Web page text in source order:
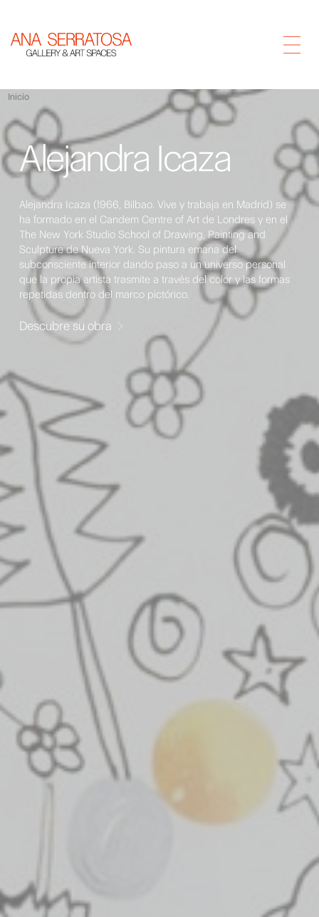
Inicio
Alejandra Icaza
Alejandra Icaza (1966, Bilbao. Vive y trabaja en Madrid) se
ha formado en el Candem Centre of Art de Londres y en el
The New York Studio School of Drawing, Painting and
Sculpture de Nueva York. Su pintura emana del
subconsciente interior dando paso a un universo personal
que la propia artista trasmite a través del color y las formas
repetidas dentro del marco pictórico.
Descubre su obra